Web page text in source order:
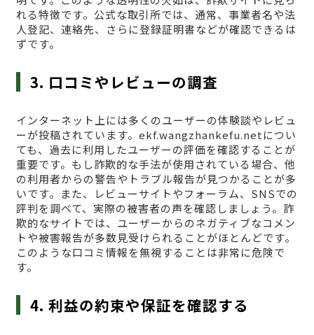
れる特徴です。公式な取引所では、通常、事業者名や法
人登記、連絡先、さらに登録証明書などが確認できるは
ずです。
3. 口コミやレビューの調査
インターネット上には多くのユーザーの体験談やレビュ
ーが投稿されています。ekf.wangzhankefu.netについ
ても、過去に利用したユーザーの評価を確認することが
重要です。もし詐欺的な手法が使用されている場合、他
の利用者からの警告やトラブル報告が見つかることが多
いです。また、レビューサイトやフォーラム、SNSでの
評判を調べて、実際の被害者の声を確認しましょう。詐
欺的なサイトでは、ユーザーからのネガティブなコメン
トや被害報告が多数見受けられることがほとんどです。
このような口コミ情報を無視することは非常に危険で
す。
4. 利益の約束や保証を確認する